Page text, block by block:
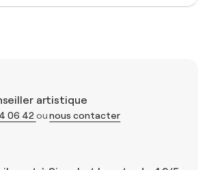
artistique
06 42ounous contacter